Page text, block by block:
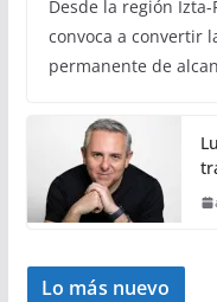
Desde la región
convoca a convertir
permanente de
Lo más nuevo